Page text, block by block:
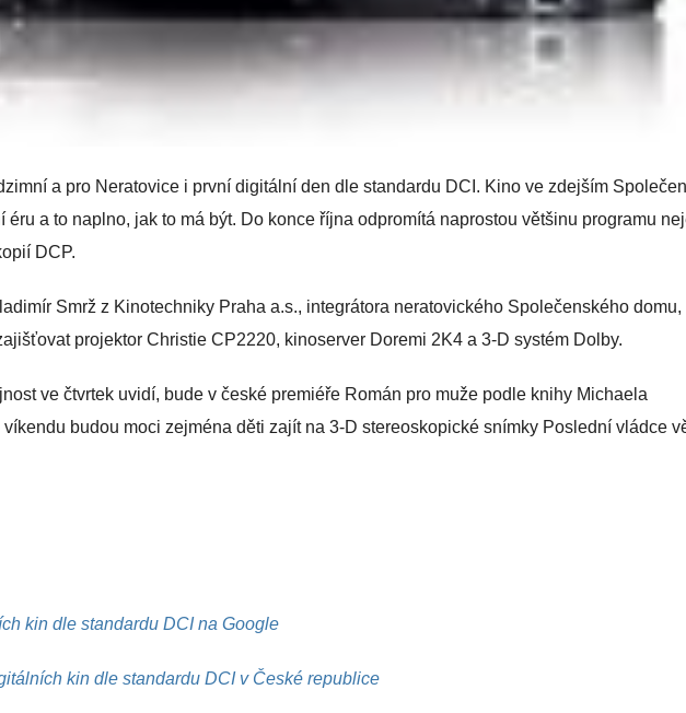
a pro Neratovice i první digitální den dle standardu DCI. Kino ve zdejším
a to naplno, jak to má být. Do konce října odpromítá naprostou většinu programu
DCP.
Smrž z Kinotechniky Praha a.s., integrátora neratovického Společenského domu,
projektor Christie CP2220, kinoserver Doremi 2K4 a 3-D systém Dolby.
ve čtvrtek uvidí, bude v české premiéře Román pro muže podle knihy Michaela
budou moci zejména děti zajít na 3-D stereoskopické snímky Poslední vládce
kin dle standardu DCI na Google
kin dle standardu DCI v České republice